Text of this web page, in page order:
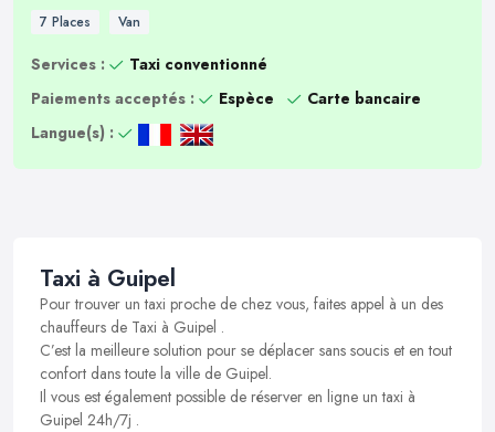
7 Places Van
Services :
Taxi conventionné
Paiements acceptés :
Espèce
Carte bancaire
Langue(s) :
Taxi à Guipel
Pour trouver un taxi proche de chez vous, faites appel à un des
chauffeurs de Taxi à Guipel .
C’est la meilleure solution pour se déplacer sans soucis et en tout
confort dans toute la ville de Guipel.
Il vous est également possible de réserver en ligne un taxi à
Guipel 24h/7j .